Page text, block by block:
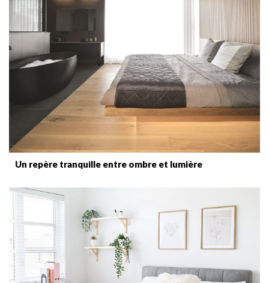
Un repère tranquille entre ombre et lumière